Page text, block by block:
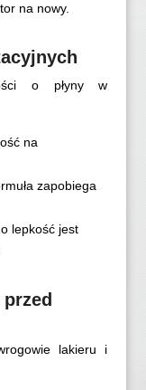
na nowy.
o płyny w
na
zapobiega
lepkość jest
lakieru i